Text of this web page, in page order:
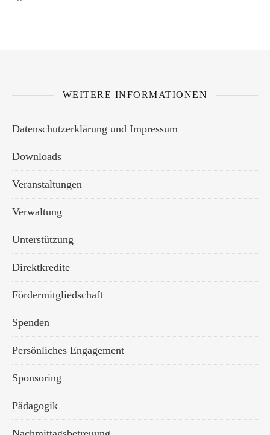
WEITERE INFORMATIONEN
Datenschutzerklärung und Impressum
Downloads
Veranstaltungen
Verwaltung
Unterstützung
Direktkredite
Fördermitgliedschaft
Spenden
Persönliches Engagement
Sponsoring
Pädagogik